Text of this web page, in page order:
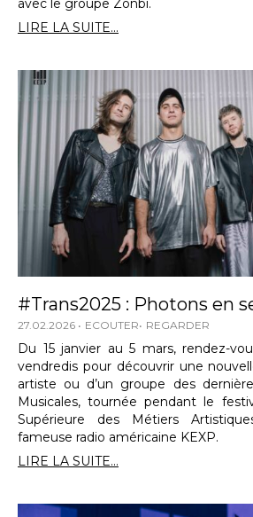
avec le groupe Zonbi.
LIRE LA SUITE...
#Trans2025 : Photons en
27.02.2026 ECOUTER REGARDER
Du 15 janvier au 5 mars, rendez-
vendredis pour découvrir une
artiste ou d’un groupe des
Musicales, tournée pendant le
Supérieure des Métiers
fameuse radio américaine KEXP.
LIRE LA SUITE...